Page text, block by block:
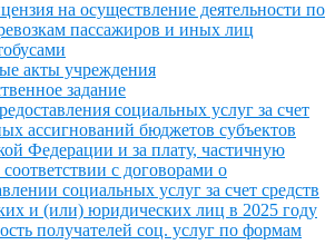
на осуществление деятельности по
пассажиров и иных лиц
акты учреждения
задание
социальных услуг за счет
ассигнований бюджетов субъектов
Федерации и за плату, частичную
с договорами о
социальных услуг за счет средств
и (или) юридических лиц в 2025 году
получателей соц. услуг по формам